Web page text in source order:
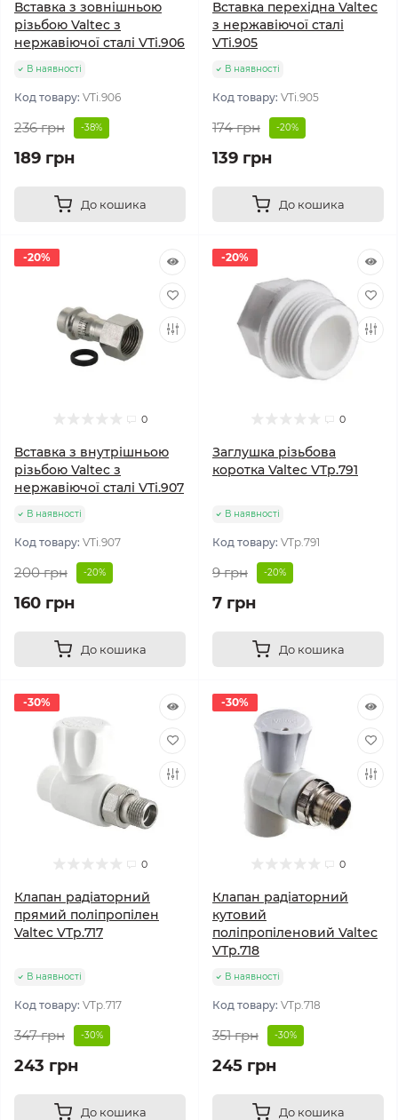
Вставка з зовнішньою
різьбою Valtec з
нержавіючої сталі VTi.906
В наявності
Код товару: VTi.906
236 грн -38%
189 грн
До кошика
Вставка перехідна Valtec
з нержавіючої сталі
VTi.905
В наявності
Код товару: VTi.905
174 грн -20%
139 грн
До кошика
-20%
0
Вставка з внутрішньою
різьбою Valtec з
нержавіючої сталі VTi.907
В наявності
Код товару: VTi.907
200 грн -20%
160 грн
До кошика
-20%
0
Заглушка різьбова
коротка Valtec VTp.791
В наявності
Код товару: VTp.791
9 грн -20%
7 грн
До кошика
-30%
0
Клапан радіаторний
прямий поліпропілен
Valtec VTp.717
В наявності
Код товару: VTp.717
347 грн -30%
243 грн
До кошика
-30%
0
Клапан радіаторний
кутовий
поліпропіленовий Valtec
VTp.718
В наявності
Код товару: VTp.718
351 грн -30%
245 грн
До кошика